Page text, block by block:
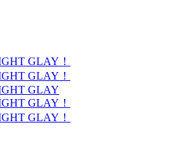
GLAY！
GLAY！
GLAY
GLAY！
GLAY！